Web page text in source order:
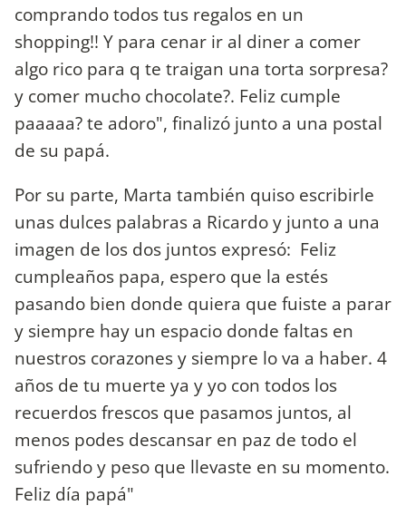
comprando todos tus regalos en un
shopping!! Y para cenar ir al diner a comer
algo rico para q te traigan una torta sorpresa?
y comer mucho chocolate?. Feliz cumple
paaaaa? te adoro", finalizó junto a una postal
de su papá.
Por su parte, Marta también quiso escribirle
unas dulces palabras a Ricardo y junto a una
imagen de los dos juntos expresó: Feliz
cumpleaños papa, espero que la estés
pasando bien donde quiera que fuiste a parar
y siempre hay un espacio donde faltas en
nuestros corazones y siempre lo va a haber. 4
años de tu muerte ya y yo con todos los
recuerdos frescos que pasamos juntos, al
menos podes descansar en paz de todo el
sufriendo y peso que llevaste en su momento.
Feliz día papá"